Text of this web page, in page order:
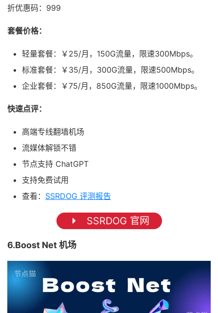
折优惠码：999
套餐价格：
轻量套餐：￥25/月，150G流量，限速300Mbps。
标准套餐：￥35/月，300G流量，限速500Mbps。
企业套餐：￥75/月，850G流量，限速1000Mbps。
快速点评：
高端专线翻墙机场
流媒体解锁不错
节点支持 ChatGPT
支持免费试用
查看： SSRDOG 评测报告
SSRDOG 官网
6.Boost Net 机场